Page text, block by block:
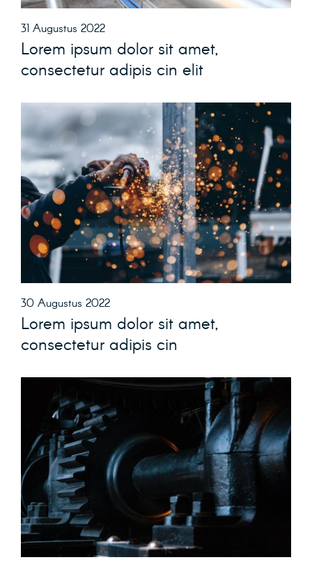
31 Augustus 2022
Lorem ipsum dolor sit amet,
consectetur adipis cin elit
30 Augustus 2022
Lorem ipsum dolor sit amet,
consectetur adipis cin